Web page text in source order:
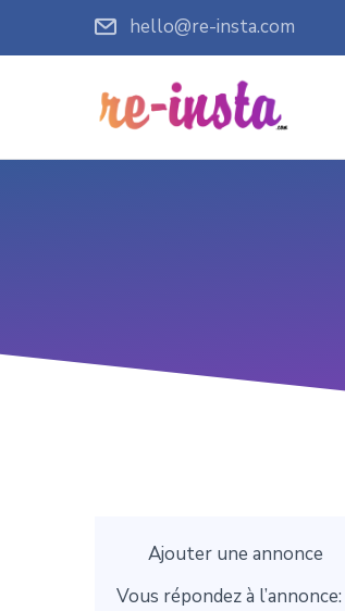
hello@re-insta.com
Ajouter une annonce
Vous répondez à l’annonce: